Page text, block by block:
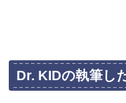
Dr. KIDの執筆し